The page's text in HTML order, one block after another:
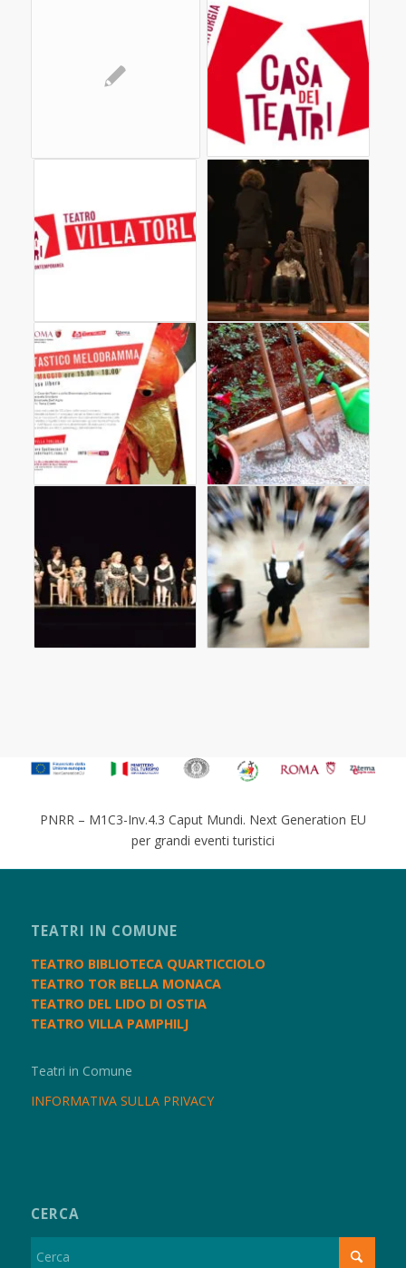
PNRR – M1C3-Inv.4.3 Caput Mundi. Next Generation EU
per grandi eventi turistici
TEATRI IN COMUNE
TEATRO BIBLIOTECA QUARTICCIOLO
TEATRO TOR BELLA MONACA
TEATRO DEL LIDO DI OSTIA
TEATRO VILLA PAMPHILJ
Teatri in Comune
INFORMATIVA SULLA PRIVACY
CERCA